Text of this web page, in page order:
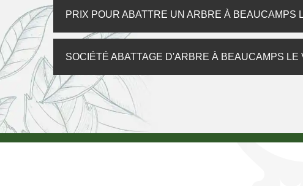
PRIX POUR ABATTRE UN ARBRE À BEAUCAMPS
SOCIÉTÉ ABATTAGE D'ARBRE À BEAUCAMPS LE